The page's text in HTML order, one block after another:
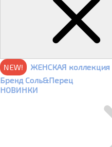
NEW!
ЖЕНСКАЯ коллекция
Бренд Соль&Перец
НОВИНКИ